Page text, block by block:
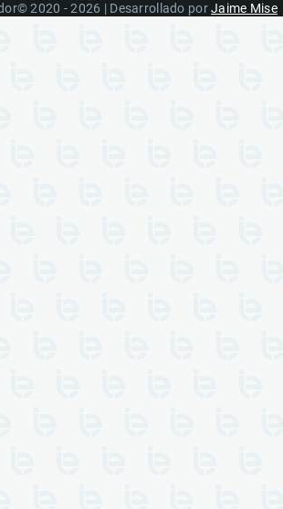
2020 - 2026 | Desarrollado porJaime Mise